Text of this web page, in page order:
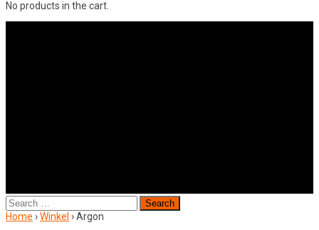
No products in the cart.
Search
for:
Home ›Winkel ›Argon